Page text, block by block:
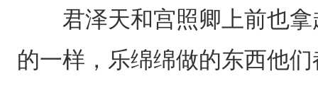
君泽天和宫照卿上前也拿
的一样，乐绵绵做的东西他